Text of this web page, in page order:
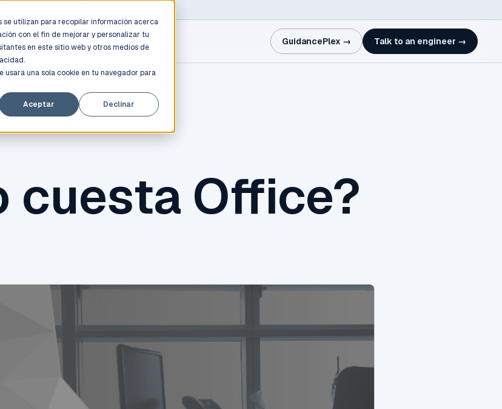
se utilizan para recopilar información acerca
con el fin de mejorar y personalizar tu
en este sitio web y otros medios de
usará una sola cookie en tu navegador para
Aceptar
Declinar
GuidancePlex → Talk to an engineer →
cuesta Office?